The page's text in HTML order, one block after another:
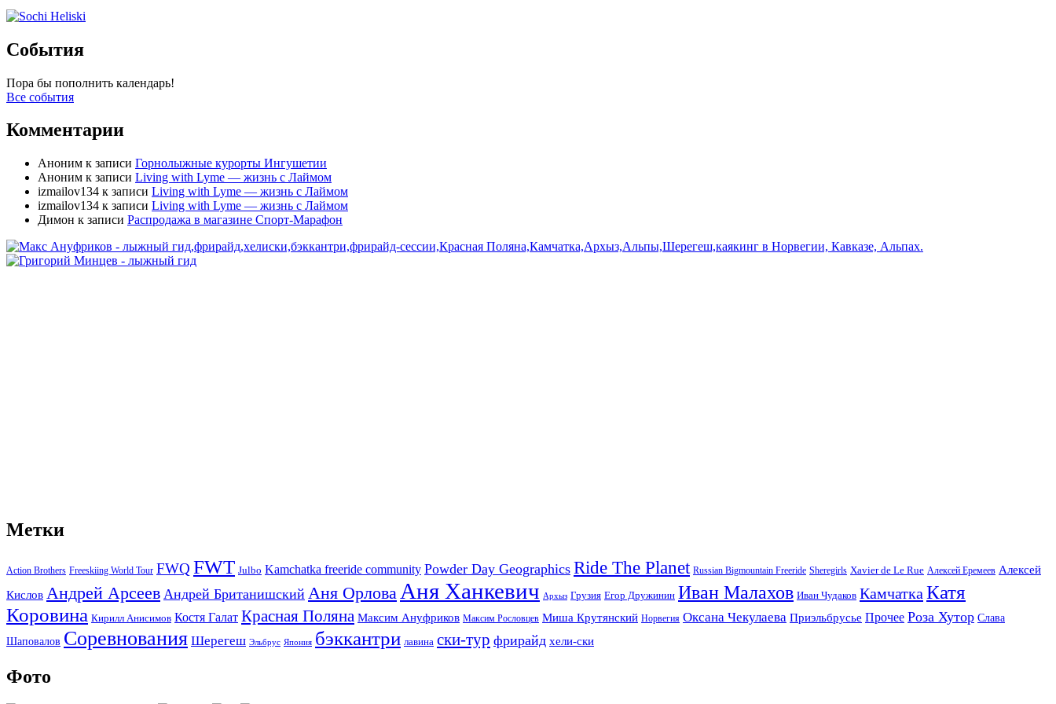
События
Пора бы пополнить календарь!
Все события
Комментарии
Аноним к записи Горнолыжные курорты Ингушетии
Аноним к записи Living with Lyme — жизнь с Лаймом
izmailov134 к записи Living with Lyme — жизнь с Лаймом
izmailov134 к записи Living with Lyme — жизнь с Лаймом
Димон к записи Распродажа в магазине Спорт-Марафон
Метки
Action Brothers Freeskiing World Tour FWQ FWT Julbo Kamchatka freeride community Powder Day Geographics Ride The Planet Russian Bigmountain Freeride Sheregirls Xavier de Le Rue Алексей Еремеев Алексей
Кислов Андрей Арсеев Андрей Британишский Аня Орлова Аня Ханкевич Архыз Грузия Егор Дружинин Иван Малахов Иван Чудаков Камчатка Катя
Коровина Кирилл Анисимов Костя Галат Красная Поляна Максим Ануфриков Максим Рословцев Миша Крутянский Норвегия Оксана Чекулаева Приэльбрусье Прочее Роза Хутор Слава
Шаповалов Соревнования Шерегеш Эльбрус Япония бэккантри лавина ски-тур фрирайд хели-ски
Фото